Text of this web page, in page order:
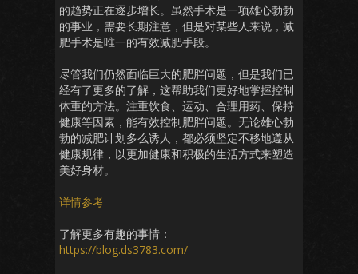
的趋势正在逐步增长。虽然手术是一项雄心勃勃
的事业，需要长期注意，但是对某些人来说，减
肥手术是唯一的有效减肥手段。
尽管我们仍然面临巨大的肥胖问题，但是我们已
经有了更多的了解，这帮助我们更好地掌握控制
体重的方法。注重饮食、运动、合理用药、保持
健康等因素，能有效控制肥胖问题。无论雄心勃
勃的减肥计划多么诱人，都必须坚定不移地遵从
健康规律，以更加健康和积极的生活方式来塑造
美好身材。
详情参考
了解更多有趣的事情：
https://blog.ds3783.com/